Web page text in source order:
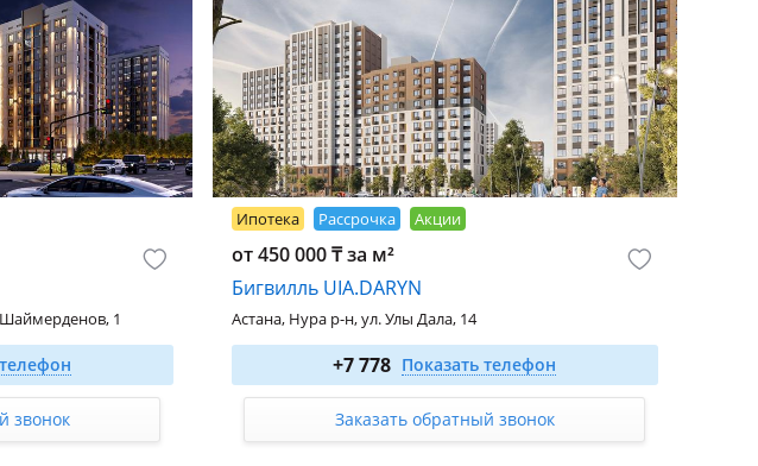
1
от 25 484 000
от 31 121 200 ₸
звонок
Ипотека Рассрочка Акции
от 450 000 ₸ за м²
Бигвилль UIA.DARYN
Астана, Нура р-н, ул. Улы Дала, 14
1-комн. 38.25 м²
от 29 261 250
2-комн. 48.02 м²
от 37 023 420 ₸
3-комн. 64.86 м²
+7 778 Показать телефон
Заказать обратный звонок